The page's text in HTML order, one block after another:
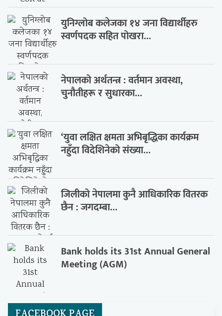
युनिग्लोब कलेजका १४ जना विद्यार्थीहरु
स्वर्णपदक सहित पोखरा...
नेपालको अर्थतन्त्र : वर्तमान अवस्था,
चुनौतीहरू र सुधारका...
‘युवा लक्षित क्षमता अभिबृद्धिका कार्यक्रम
नहुँदा विदेशिनेको संख्या...
जिलीको नेपालमा कुनै आधिकारिक वितरक
छैन : जगदम्बा...
Bank holds its 31st Annual General
Meeting (AGM)